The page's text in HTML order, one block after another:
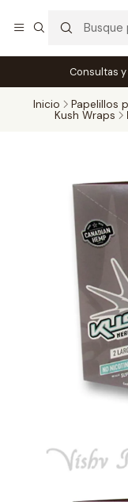
Consultas
Inicio Papelillos
Kush Wraps